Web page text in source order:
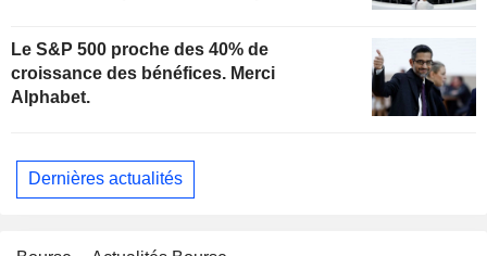
Le S&P 500 proche des 40% de
croissance des bénéfices. Merci
Alphabet.
Dernières actualités